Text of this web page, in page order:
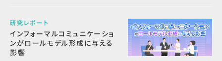
研究レポート
インフォーマルコミュニケーショ
ンがロールモデル形成に与える
影響